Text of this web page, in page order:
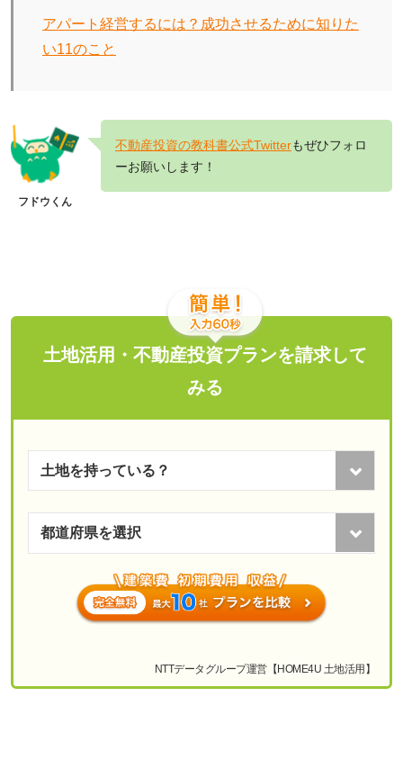
アパート経営するには？成功させるために知りた
い11のこと
フドウくん
不動産投資の教科書公式Twitterもぜひフォロ
ーお願いします！
土地活用・不動産投資プランを請求して
みる
NTTデータグループ運営【HOME4U 土地活用】